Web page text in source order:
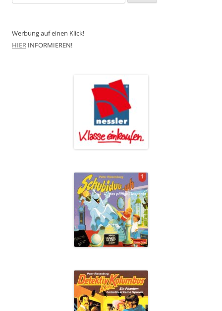
nach:
Werbung auf einen Klick!
HIER INFORMIEREN!